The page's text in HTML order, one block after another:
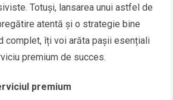
Totuși, lansarea unui astfel de
atentă și o strategie bine
complet, îți voi arăta pașii esențiali
premium de succes.
premium